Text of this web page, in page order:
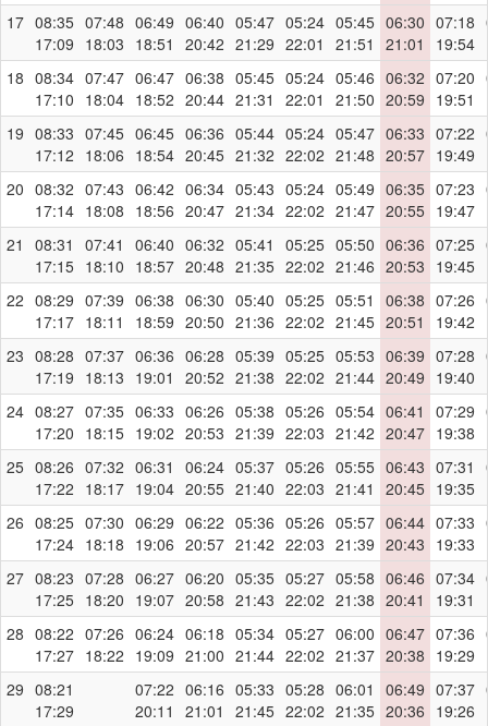
17 08:35
17:09
07:48
18:03
06:49
18:51
06:40
20:42
05:47
21:29
05:24
22:01
05:45
21:51
06:30
21:01
07:18
19:54
18 08:34
17:10
07:47
18:04
06:47
18:52
06:38
20:44
05:45
21:31
05:24
22:01
05:46
21:50
06:32
20:59
07:20
19:51
19 08:33
17:12
07:45
18:06
06:45
18:54
06:36
20:45
05:44
21:32
05:24
22:02
05:47
21:48
06:33
20:57
07:22
19:49
20 08:32
17:14
07:43
18:08
06:42
18:56
06:34
20:47
05:43
21:34
05:24
22:02
05:49
21:47
06:35
20:55
07:23
19:47
21
08:31
17:15
07:41
18:10
06:40
18:57
06:32
20:48
05:41
21:35
05:25
22:02
05:50
21:46
06:36
20:53
07:25
19:45
22 08:29
17:17
07:39
18:11
06:38
18:59
06:30
20:50
05:40
21:36
05:25
22:02
05:51
21:45
06:38
20:51
07:26
19:42
23 08:28
17:19
07:37
18:13
06:36
19:01
06:28
20:52
05:39
21:38
05:25
22:02
05:53
21:44
06:39
20:49
07:28
19:40
24 08:27
17:20
07:35
18:15
06:33
19:02
06:26
20:53
05:38
21:39
05:26
22:03
05:54
21:42
06:41
20:47
07:29
19:38
25 08:26
17:22
07:32
18:17
06:31
19:04
06:24
20:55
05:37
21:40
05:26
22:03
05:55
21:41
06:43
20:45
07:31
19:35
26 08:25
17:24
07:30
18:18
06:29
19:06
06:22
20:57
05:36
21:42
05:26
22:03
05:57
21:39
06:44
20:43
07:33
19:33
27 08:23
17:25
07:28
18:20
06:27
19:07
06:20
20:58
05:35
21:43
05:27
22:02
05:58
21:38
06:46
20:41
07:34
19:31
28 08:22
17:27
07:26
18:22
06:24
19:09
06:18
21:00
05:34
21:44
05:27
22:02
06:00
21:37
06:47
20:38
07:36
19:29
29 08:21
17:29
07:22
20:11
06:16
21:01
05:33
21:45
05:28
22:02
06:01
21:35
06:49
20:36
07:37
19:26